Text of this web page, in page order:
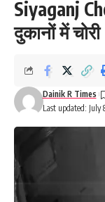
Siyaganj
दुकानों में चोरी
Last updated: July
Dainik R Times